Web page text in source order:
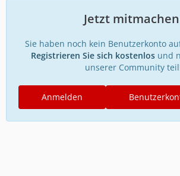
Jetzt
Sie haben noch kein Benutzerkonto
Registrieren Sie sich kostenlosund
unserer Community
Anmelden